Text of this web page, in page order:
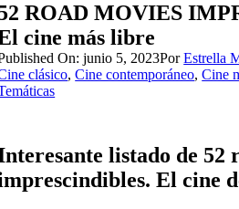
ROAD MOVIES
cine más libre
On: junio 5, 2023PorEstrella
clásico,Cine contemporáneo,Cine
listado de 52
El cine